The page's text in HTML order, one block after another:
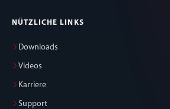
NÜTZLICHE LINKS
Downloads
Videos
Karriere
Support